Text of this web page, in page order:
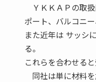
ＹＫＫＡＰの取
ポート、バルコニ
また近年は サッシ
る。
これらを合わせる
同社は単に材料